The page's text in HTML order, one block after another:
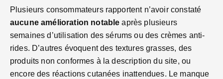
Plusieurs consommateurs rapportent n’avoir constaté
aucune amélioration notable après plusieurs
semaines d’utilisation des sérums ou des crèmes anti-
rides. D’autres évoquent des textures grasses, des
produits non conformes à la description du site, ou
encore des réactions cutanées inattendues. Le manque